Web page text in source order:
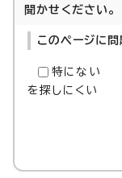
聞かせください。
このページに問
特にない
を探しにくい